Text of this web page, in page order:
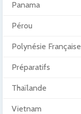
Panama
Pérou
Polynésie Française
Préparatifs
Thaïlande
Vietnam